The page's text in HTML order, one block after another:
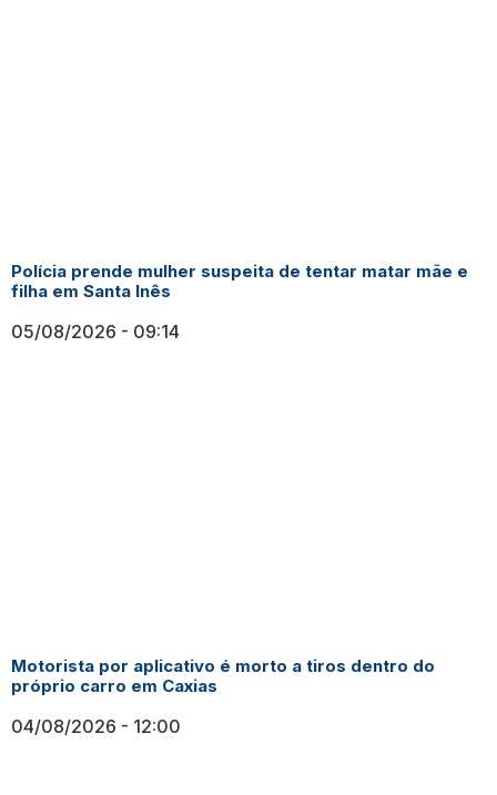
Polícia prende mulher suspeita de tentar matar mãe e
filha em Santa Inês
05/08/2026 09:14
Motorista por aplicativo é morto a tiros dentro do
próprio carro em Caxias
04/08/2026 12:00